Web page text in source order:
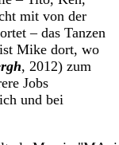
mit von der
– das Tanzen
Mike dort, wo
, 2012) zum
Jobs
und bei